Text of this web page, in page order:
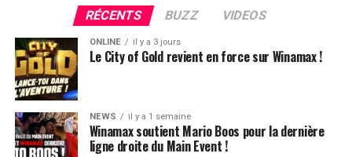
RÉCENTS BUZZ VIDEOS
ONLINE il y a 3 jours
Le City of Gold revient en force sur Winamax !
NEWS il y a 1 semaine
Winamax soutient Mario Boos pour la dernière
ligne droite du Main Event !